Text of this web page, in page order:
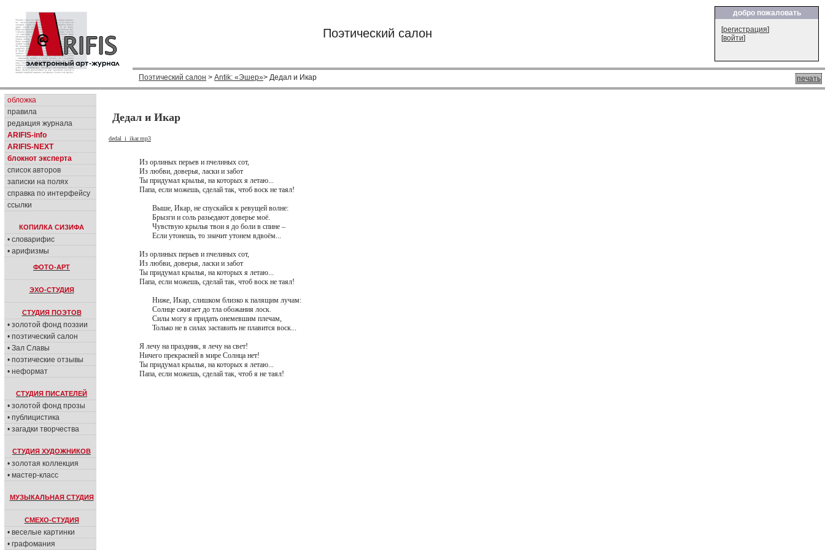
Поэтический салон
добро пожаловать
[регистрация]
[войти]
печать
Поэтический салон > Antik: «Эшер»> Дедал и Икар
обложка
правила
редакция журнала
ARIFIS-info
ARIFIS-NEXT
блокнот эксперта
список авторов
записки на полях
справка по интерфейсу
ссылки
КОПИЛКА СИЗИФА
• словарифис
• арифизмы
ФОТО-АРТ
ЭХО-СТУДИЯ
СТУДИЯ ПОЭТОВ
• золотой фонд поэзии
• поэтический салон
• Зал Славы
• поэтические отзывы
• неформат
СТУДИЯ ПИСАТЕЛЕЙ
• золотой фонд прозы
• публицистика
• загадки творчества
СТУДИЯ ХУДОЖНИКОВ
• золотая коллекция
• мастер-класс
МУЗЫКАЛЬНАЯ СТУДИЯ
СМЕХО-СТУДИЯ
• веселые картинки
• графомания
Дедал и Икар
dedal_i_ikar.mp3
Из орлиных перьев и пчелиных сот,
Из любви, доверья, ласки и забот
Ты придумал крылья, на которых я летаю...
Папа, если можешь, сделай так, чтоб воск не таял!
Выше, Икар, не спускайся к ревущей волне:
Брызги и соль разьедают доверье моё.
Чувствую крылья твои я до боли в спине –
Если утонешь, то значит утонем вдвоём...
Из орлиных перьев и пчелиных сот,
Из любви, доверья, ласки и забот
Ты придумал крылья, на которых я летаю...
Папа, если можешь, сделай так, чтоб воск не таял!
Ниже, Икар, слишком близко к палящим лучам:
Солнце сжигает до тла обожания лоск.
Силы могу я придать онемевшим плечам,
Только не в силах заставить не плавится воск...
Я лечу на праздник, я лечу на свет!
Ничего прекрасней в мире Солнца нет!
Ты придумал крылья, на которых я летаю...
Папа, если можешь, сделай так, чтоб я не таял!